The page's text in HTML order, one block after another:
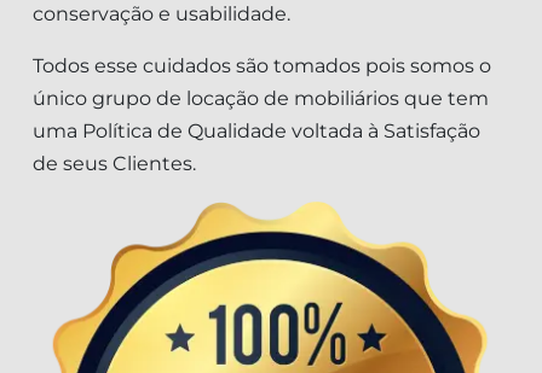
conservação e usabilidade.
Todos esse cuidados são tomados pois somos o
único grupo de locação de mobiliários que tem
uma Política de Qualidade voltada à Satisfação
de seus Clientes.